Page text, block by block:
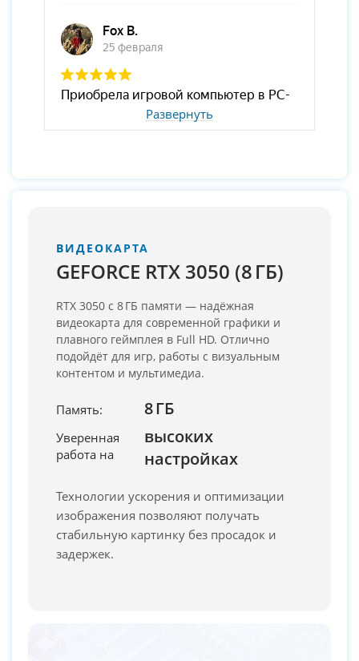
Развернуть
ВИДЕОКАРТА
GEFORCE RTX 3050 (8 ГБ)
RTX 3050 с 8 ГБ памяти — надёжная
видеокарта для современной графики и
плавного геймплея в Full HD. Отлично
подойдёт для игр, работы с визуальным
контентом и мультимедиа.
Память: 8 ГБ
Уверенная
работа на
высоких
настройках
Технологии ускорения и оптимизации
изображения позволяют получать
стабильную картинку без просадок и
задержек.